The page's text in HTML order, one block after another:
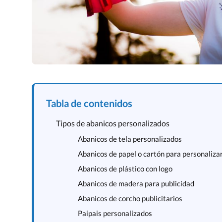
Tabla de contenidos
Tipos de abanicos personalizados
Abanicos de tela personalizados
Abanicos de papel o cartón para
Abanicos de plástico con logo
Abanicos de madera para publicidad
Abanicos de corcho publicitarios
Paipais personalizados